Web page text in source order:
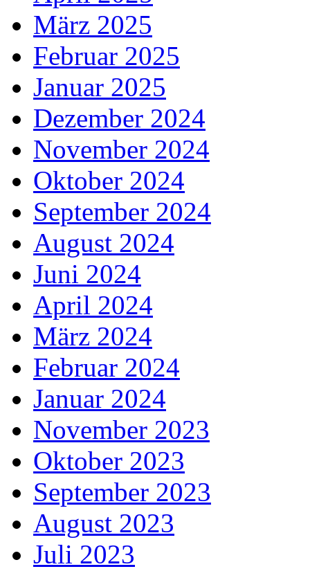
März 2025
Februar 2025
Januar 2025
Dezember 2024
November 2024
Oktober 2024
September 2024
August 2024
Juni 2024
April 2024
März 2024
Februar 2024
Januar 2024
November 2023
Oktober 2023
September 2023
August 2023
Juli 2023